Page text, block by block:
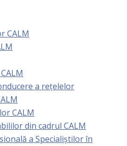
CALM
a rețelelor
CALM
din cadrul CALM
a Specialiștilor în